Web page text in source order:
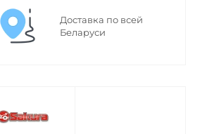
Доставка по всей
Беларуси